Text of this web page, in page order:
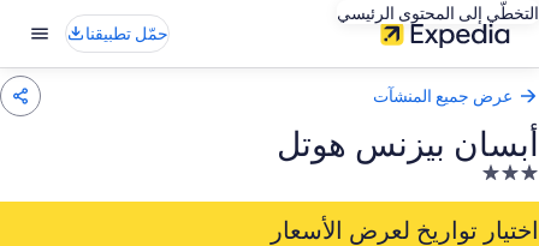
التخطّي إلى المحتوى الرئيسي
حمّل تطبيقنا
عرض جميع المنشآت
أبسان بيزنس هوتل
منشأة
فندقية
مصنفة
اختيار تواريخ لعرض الأسعار